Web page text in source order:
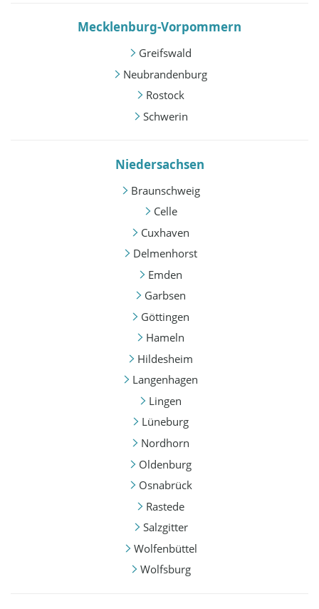
Mecklenburg-Vorpommern
Greifswald
Neubrandenburg
Rostock
Schwerin
Niedersachsen
Braunschweig
Celle
Cuxhaven
Delmenhorst
Emden
Garbsen
Göttingen
Hameln
Hildesheim
Langenhagen
Lingen
Lüneburg
Nordhorn
Oldenburg
Osnabrück
Rastede
Salzgitter
Wolfenbüttel
Wolfsburg